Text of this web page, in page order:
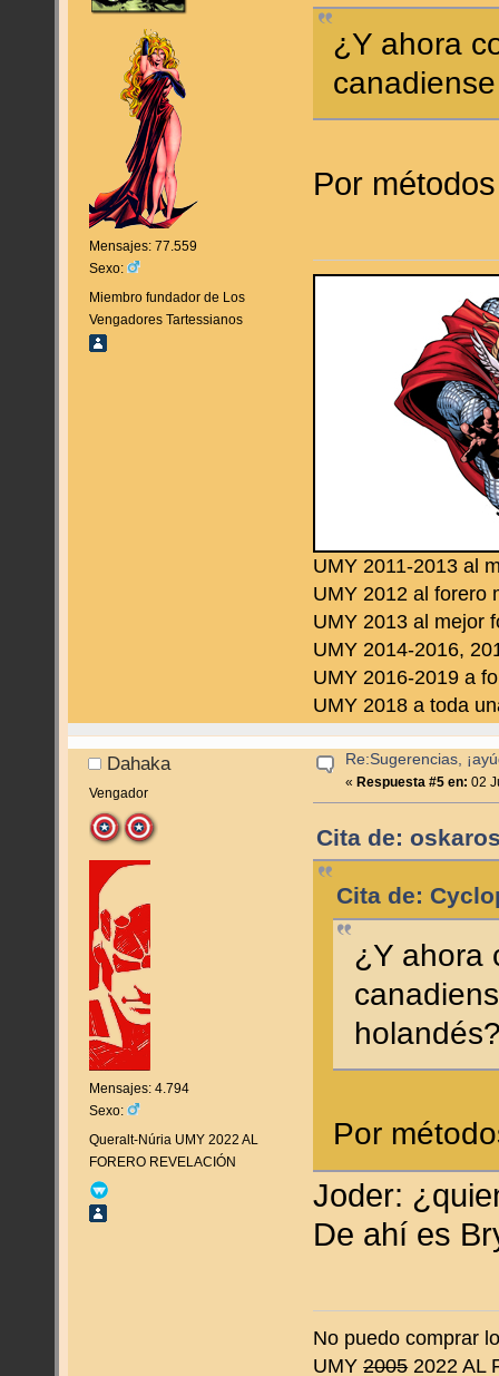
Mensajes: 77.559
Sexo:
Miembro fundador de Los
Vengadores Tartessianos
¿Y ahora
Por
UMY 2011-2013 al
UMY 2012 al forero
UMY 2013 al mejor
UMY 2014-2016,
UMY 2016-2019 a
UMY 2018 a toda
Dahaka
Vengador
Mensajes: 4.794
Sexo:
Queralt-Núria UMY 2022 AL
FORERO REVELACIÓN
Re:Sugerencias,
«Respuesta #5 en: 02
Cita de:
Cita de:
¿Y ahora
Por
Joder:
De ahí es
No puedo comprar
UMY20052022 AL